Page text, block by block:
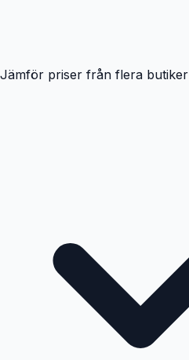
Jämför priser från flera butiker